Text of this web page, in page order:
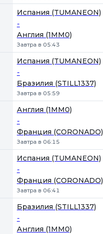
Испания (TUMANEON)
-
Англия (1MM0)
Завтра в 05:43
Испания (TUMANEON)
-
Бразилия (STILL1337)
Завтра в 05:59
Англия (1MM0)
-
Франция (CORONADO)
Завтра в 06:15
Испания (TUMANEON)
-
Франция (CORONADO)
Завтра в 06:41
Бразилия (STILL1337)
-
Англия (1MM0)